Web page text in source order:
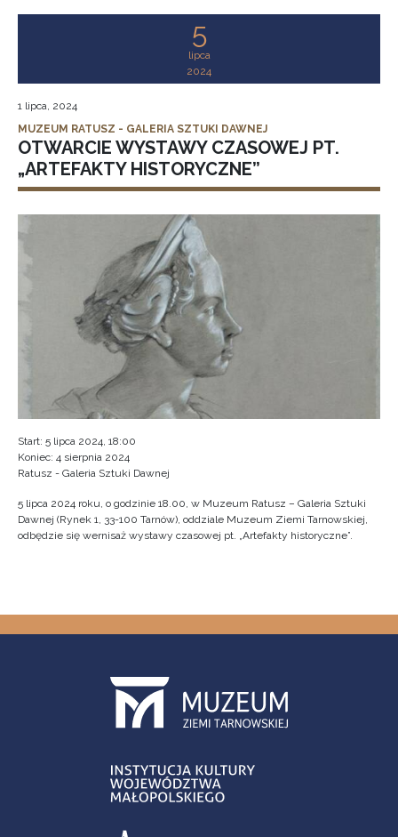
5
lipca
2024
1 lipca, 2024
MUZEUM RATUSZ - GALERIA SZTUKI DAWNEJ
OTWARCIE WYSTAWY CZASOWEJ PT.
„ARTEFAKTY HISTORYCZNE”
Start: 5 lipca 2024, 18:00
Koniec: 4 sierpnia 2024
Ratusz - Galeria Sztuki Dawnej
5 lipca 2024 roku, o godzinie 18.00, w Muzeum Ratusz – Galeria Sztuki
Dawnej (Rynek 1, 33-100 Tarnów), oddziale Muzeum Ziemi Tarnowskiej,
odbędzie się wernisaż wystawy czasowej pt. „Artefakty historyczne”.